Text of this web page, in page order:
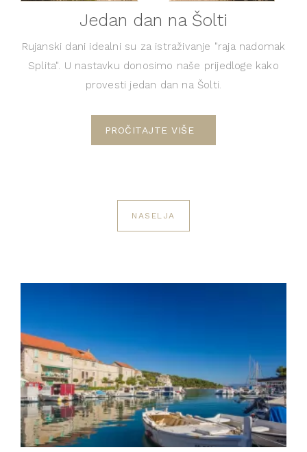
Jedan dan na Šolti
Rujanski dani idealni su za istraživanje "raja nadomak
Splita". U nastavku donosimo naše prijedloge kako
provesti jedan dan na Šolti.
PROČITAJTE VIŠE
NASELJA